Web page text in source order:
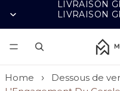
LIVRAISON
LIVRAISON
Home Dessous de